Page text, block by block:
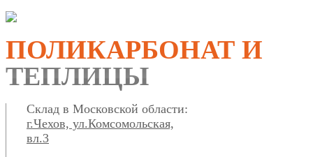
ПОЛИКАРБОНАТ И
ТЕПЛИЦЫ
Склад в Московской области:
г.Чехов, ул.Комсомольская,
вл.3